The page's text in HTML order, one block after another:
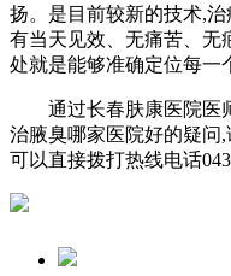
扬。是目前较新的技术,
有当天见效、无痛苦、无
处就是能够准确定位每一
通过长春肤康医院医
治腋臭哪家医院好的疑问
可以直接拨打热线电话